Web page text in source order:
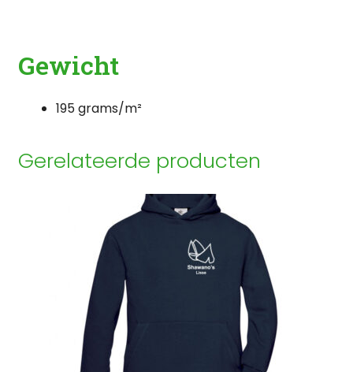
Gewicht
195 grams/m²
Gerelateerde producten